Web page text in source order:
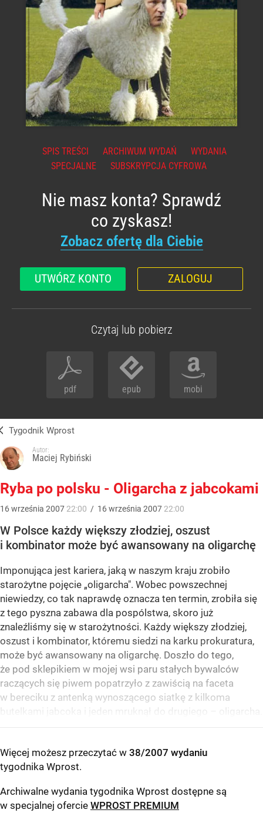
SPIS TREŚCI ARCHIWUM WYDAŃ
WYDANIA
SPECJALNE
SUBSKRYPCJA CYFROWA
Nie masz konta? Sprawdź
co zyskasz!
Zobacz ofertę dla Ciebie
UTWÓRZ KONTO ZALOGUJ
Czytaj lub pobierz
pdf epub mobi
Tygodnik Wprost
Autor:
Maciej Rybiński
Ryba po polsku - Oligarcha z jabcokami
16września 2007 22:00 / 16września 2007 22:00
W Polsce każdy większy złodziej, oszust
i kombinator może być awansowany na oligarchę
Imponująca jest kariera, jaką w naszym kraju zrobiło
starożytne pojęcie „oligarcha". Wobec powszechnej
niewiedzy, co tak naprawdę oznacza ten termin, zrobiła się
z tego pyszna zabawa dla pospólstwa, skoro już
znaleźliśmy się w starożytności. Każdy większy złodziej,
oszust i kombinator, któremu siedzi na karku prokuratura,
może być awansowany na oligarchę. Doszło do tego,
że pod sklepikiem w mojej wsi paru stałych bywalców
raczących się piwem popatrzyło z zawiścią na faceta
w bereciku z antenką wynoszącego siatkę z kilkoma
butelkami jabcoka i jeden mruknął do drugiego – oligarcha.
Więcej możesz przeczytać w 38/2007 wydaniu
tygodnika Wprost.
Archiwalne wydania tygodnika Wprost dostępne są
w specjalnej ofercie WPROST PREMIUM